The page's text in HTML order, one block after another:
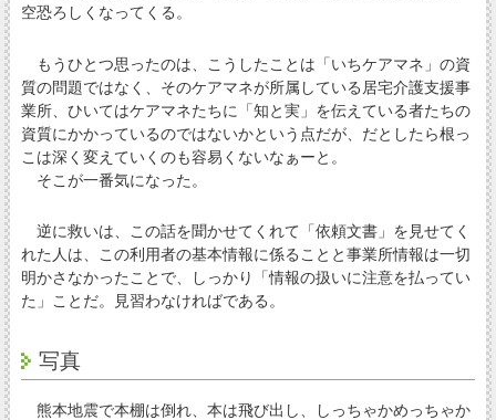
空恐ろしくなってくる。
もうひとつ思ったのは、こうしたことは「いちケアマネ」の資
質の問題ではなく、そのケアマネが所属している居宅介護支援事
業所、ひいてはケアマネたちに「知と実」を伝えている者たちの
資質にかかっているのではないかという点だが、だとしたら根っ
こは深く変えていくのも容易くないなぁーと。
そこが一番気になった。
逆に救いは、この話を聞かせてくれて「依頼文書」を見せてく
れた人は、この利用者の基本情報に係ることと事業所情報は一切
明かさなかったことで、しっかり「情報の扱いに注意を払ってい
た」ことだ。見習わなければである。
写真
熊本地震で本棚は倒れ、本は飛び出し、しっちゃかめっちゃか